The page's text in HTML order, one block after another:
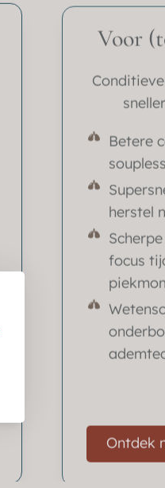
Voor
Betere
herstel
focus
Ontdek